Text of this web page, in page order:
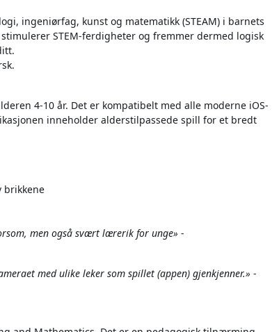
ingeniørfag, kunst og matematikk (STEAM) i barnets
STEM-ferdigheter og fremmer dermed logisk
4-10 år. Det er kompatibelt med alle moderne iOS-
inneholder alderstilpassede spill for et bredt
brikkene
men også svært lærerik for unge» -
med ulike leker som spillet (appen) gjenkjenner.» -